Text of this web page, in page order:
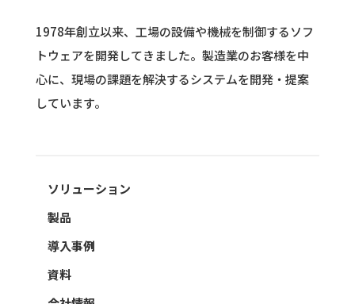
1978年創立以来、工場の設備や機械を制御するソフ
トウェアを開発してきました。 製造業のお客様を中
心に、現場の課題を解決するシステムを開発・提案
しています。
ソリューション
製品
導入事例
資料